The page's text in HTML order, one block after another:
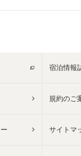
宿泊情報
規約のご
サイトマ